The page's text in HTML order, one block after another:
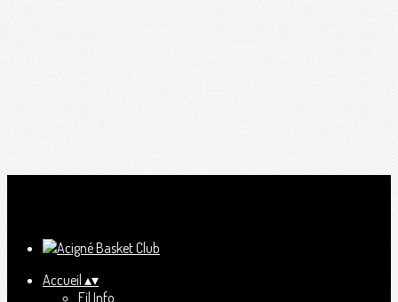
Accueil ▴▾
Fil Info